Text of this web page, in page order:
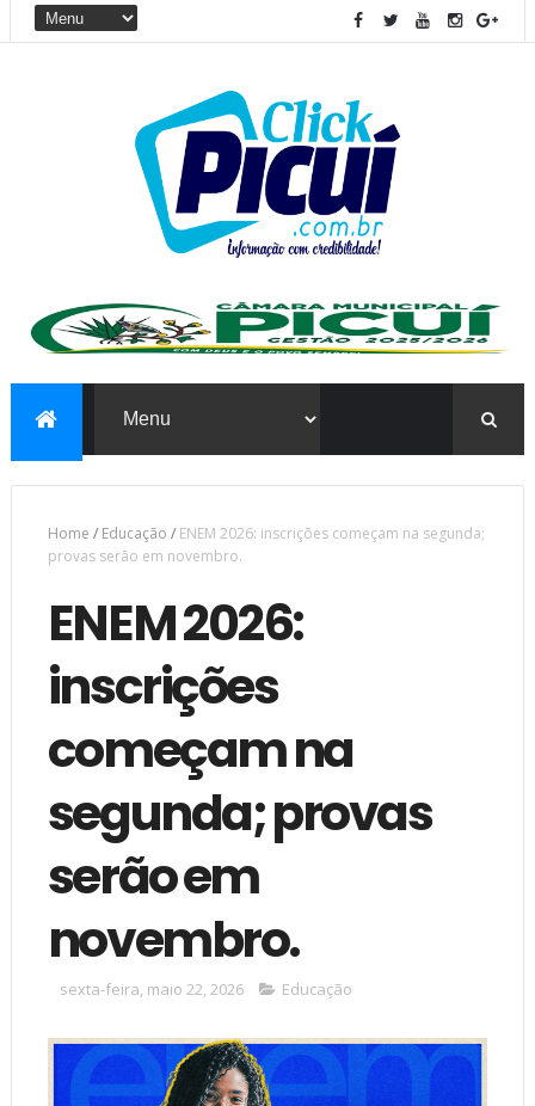
Home / Educação / ENEM 2026: inscrições começam na segunda;
provas serão em novembro.
ENEM 2026:
inscrições
começam na
segunda; provas
serão em
novembro.
sexta-feira, maio 22, 2026 Educação